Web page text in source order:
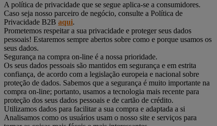
A política de privacidade que se segue aplica-se a consumidores.
Caso seja nosso parceiro de negócio, consulte a Política de
Privacidade B2B aqui.
Prometemos respeitar a sua privacidade e proteger seus dados
pessoais! Estaremos sempre abertos sobre como e porque usamos os
seus dados.
Segurança na compra on-line é a nossa prioridade.
Os seus dados pessoais são mantidos em segurança e em estrita
confiança, de acordo com a legislação europeia e nacional sobre
proteção de dados. Sabemos que a segurança é muito importante na
compra on-line; portanto, usamos a tecnologia mais recente para
proteção dos seus dados pessoais e de cartão de crédito.
Utilizamos dados para facilitar a sua compra e adaptada a si
Analisamos como os usuários usam o nosso site e serviços para